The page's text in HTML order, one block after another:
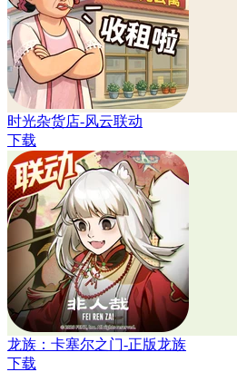
时光杂货店-风云联动
下载
龙族：卡塞尔之门-正版龙族
下载